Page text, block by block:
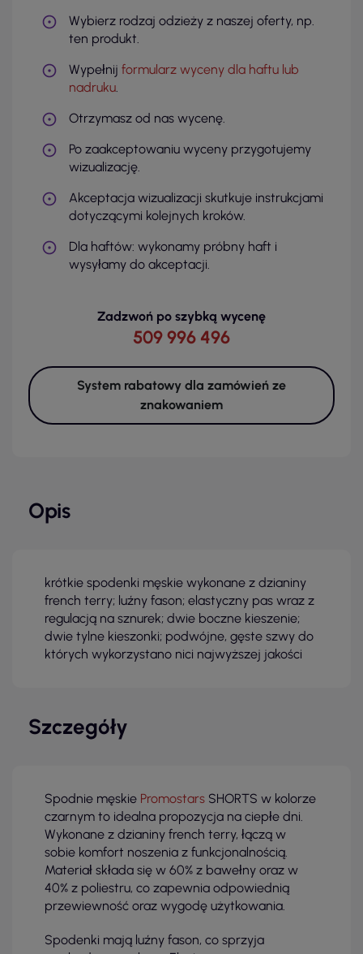
Wybierz rodzaj odzieży z naszej oferty, np.
ten produkt.
Wypełnij formularz wyceny dla haftu lub
nadruku.
Otrzymasz od nas wycenę.
Po zaakceptowaniu wyceny przygotujemy
wizualizację.
Akceptacja wizualizacji skutkuje instrukcjami
dotyczącymi kolejnych kroków.
Dla haftów: wykonamy próbny haft i
wysyłamy do akceptacji.
Zadzwoń po szybką wycenę
509 996 496
System rabatowy dla zamówień ze
znakowaniem
Opis
krótkie spodenki męskie wykonane z dzianiny
french terry; luźny fason; elastyczny pas wraz z
regulacją na sznurek; dwie boczne kieszenie;
dwie tylne kieszonki; podwójne, gęste szwy do
których wykorzystano nici najwyższej jakości
Szczegóły
Spodnie męskie Promostars SHORTS w kolorze
czarnym to idealna propozycja na ciepłe dni.
Wykonane z dzianiny french terry, łączą w
sobie komfort noszenia z funkcjonalnością.
Materiał składa się w 60% z bawełny oraz w
40% z poliestru, co zapewnia odpowiednią
przewiewność oraz wygodę użytkowania.
Spodenki mają luźny fason, co sprzyja